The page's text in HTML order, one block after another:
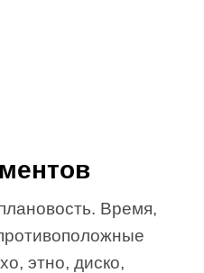
Время,
этно, диско,